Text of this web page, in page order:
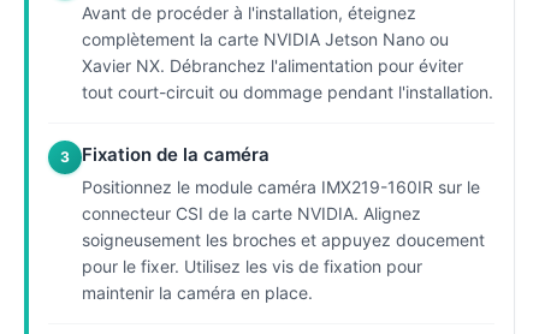
Avant de procéder à l'installation, éteignez
complètement la carte NVIDIA Jetson Nano ou
Xavier NX. Débranchez l'alimentation pour éviter
tout court-circuit ou dommage pendant l'installation.
3 Fixation de la caméra
Positionnez le module caméra IMX219-160IR sur le
connecteur CSI de la carte NVIDIA. Alignez
soigneusement les broches et appuyez doucement
pour le fixer. Utilisez les vis de fixation pour
maintenir la caméra en place.